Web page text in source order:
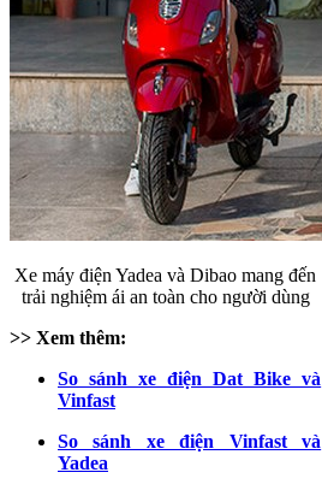
Xe máy điện Yadea và Dibao mang đến
trải nghiệm ái an toàn cho người dùng
>> Xem thêm:
So sánh xe điện Dat Bike và
Vinfast
So sánh xe điện Vinfast và
Yadea